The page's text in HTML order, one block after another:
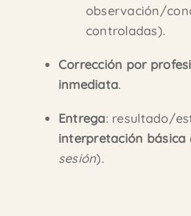
observación/
controladas).
Corrección por
inmediata.
Entrega: resultado/
interpretación básica
sesión).